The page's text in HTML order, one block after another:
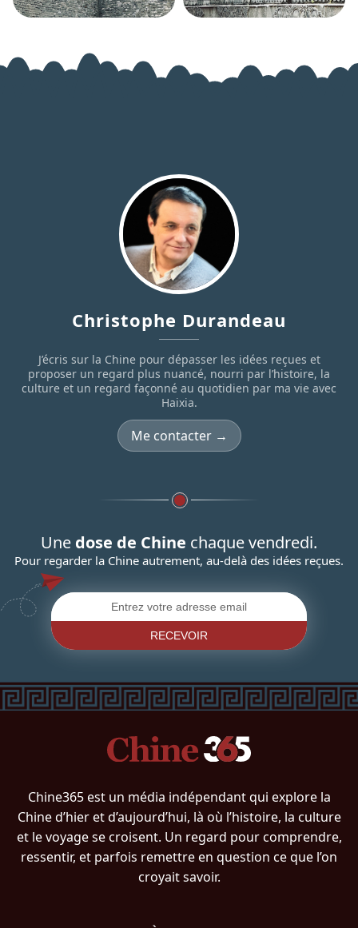
Christophe Durandeau
J’écris sur la Chine pour dépasser les idées reçues et
proposer un regard plus nuancé, nourri par l’histoire, la
culture et un regard façonné au quotidien par ma vie avec
Haixia.
Me contacter →
Une dose de Chine chaque vendredi.
Pour regarder la Chine autrement, au-delà des idées reçues.
RECEVOIR
Chine365 est un média indépendant qui explore la
Chine d’hier et d’aujourd’hui, là où l’histoire, la culture
et le voyage se croisent. Un regard pour comprendre,
ressentir, et parfois remettre en question ce que l’on
croyait savoir.